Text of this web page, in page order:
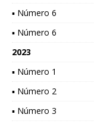
▪ Número 6
▪ Número 6
2023
▪ Número 1
▪ Número 2
▪ Número 3